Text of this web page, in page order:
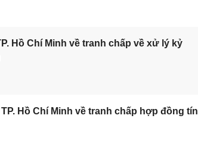
Hồ Chí Minh về tranh chấp về xử lý kỷ
Hồ Chí Minh về tranh chấp hợp đồng tín